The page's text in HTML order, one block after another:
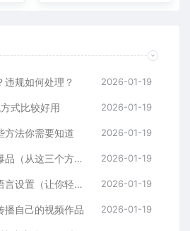
规如何处理？ 2026-01-19
式比较好用 2026-01-19
方法你需要知道 2026-01-19
如何在TikTok上发现爆品（从这三个方面入手，轻松掌握） 2026-01-19
如何在TikTok上调整语言设置（让你轻松看懂全球内容） 2026-01-19
播自己的视频作品 2026-01-19